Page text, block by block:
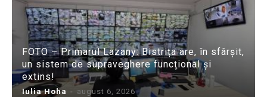
FOTO – Primarul Lazany: Bistrița are, în sfârșit,
un sistem de supraveghere funcțional și
extins!
Iulia Hoha - august 6, 2026